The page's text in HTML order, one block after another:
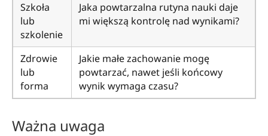
Szkoła
lub
szkolenie
Jaka powtarzalna rutyna nauki daje
mi większą kontrolę nad wynikami?
Zdrowie
lub
forma
Jakie małe zachowanie mogę
powtarzać, nawet jeśli końcowy
wynik wymaga czasu?
Ważna uwaga